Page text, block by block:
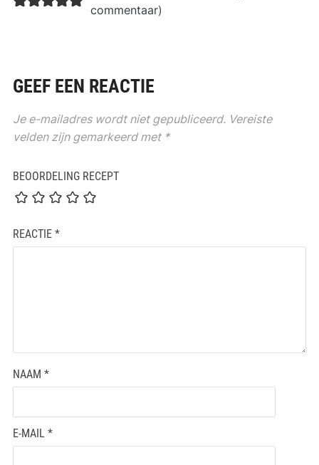
commentaar)
GEEF EEN REACTIE
Je e-mailadres wordt niet gepubliceerd. Vereiste
velden zijn gemarkeerd met *
BEOORDELING RECEPT
REACTIE *
NAAM *
E-MAIL *